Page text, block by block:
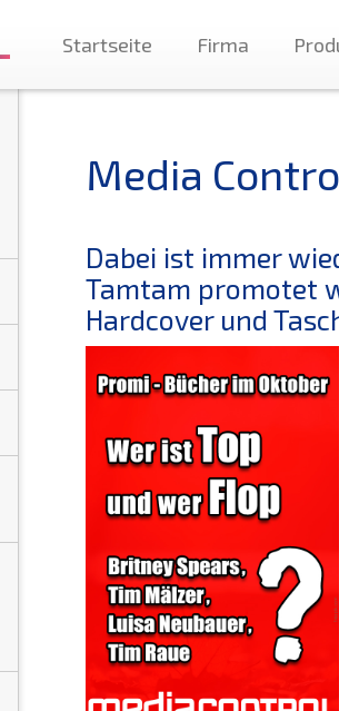
Startseite Firma
Media
Dabei ist immer
Tamtam promotet
Hardcover und